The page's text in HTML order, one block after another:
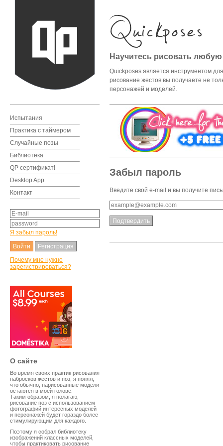
Испытания
Практика с таймером
Случайные позы
Библиотека
QP cертификат!
Desktop App
Контакт
Я забыл пароль!
Регистрация
Почему мне нужно
зарегистрироваться?
O сайте
Во время своих практик рисования
набросков жестов и поз, я понял,
что обычно, нарисованные модели
остаются в моей голове.
Таким образом, я полагаю,
рисование поз с использованием
фотографий интересных моделей
и персонажей будет гораздо более
стимулирующим для каждого.
Поэтому я собрал библиотеку
изображений классных моделей,
чтобы практиковать рисование
Научитесь рисовать
Quickposes является инструментом
рисование жестов вы получаете не
персонажей и моделей.
Забыл пароль
Введите свой e-mail и вы получите